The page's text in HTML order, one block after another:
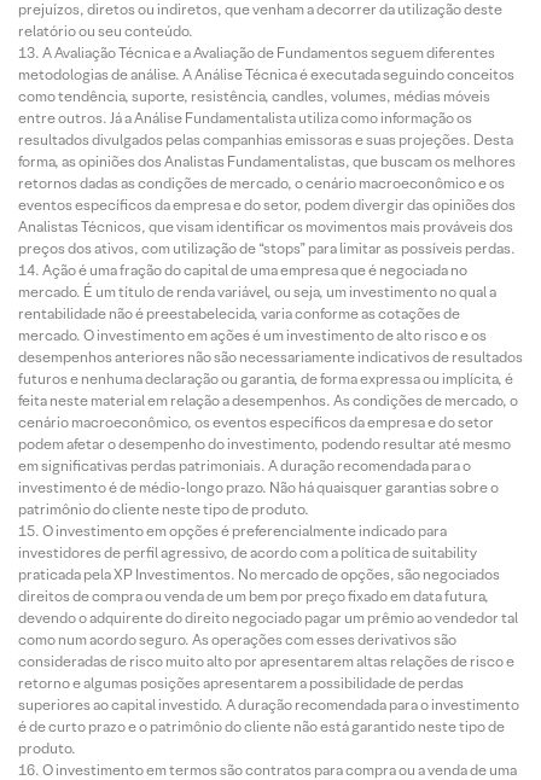
prejuízos, diretos ou indiretos, que venham a decorrer da utilização deste
relatório ou seu conteúdo.
A Avaliação Técnica e a Avaliação de Fundamentos seguem diferentes
metodologias de análise. A Análise Técnica é executada seguindo conceitos
como tendência, suporte, resistência, candles, volumes, médias móveis
entre outros. Já a Análise Fundamentalista utiliza como informação os
resultados divulgados pelas companhias emissoras e suas projeções. Desta
forma, as opiniões dos Analistas Fundamentalistas, que buscam os melhores
retornos dadas as condições de mercado, o cenário macroeconômico e os
eventos específicos da empresa e do setor, podem divergir das opiniões dos
Analistas Técnicos, que visam identificar os movimentos mais prováveis dos
preços dos ativos, com utilização de “stops” para limitar as possíveis perdas.
Ação é uma fração do capital de uma empresa que é negociada no
mercado. É um título de renda variável, ou seja, um investimento no qual a
rentabilidade não é preestabelecida, varia conforme as cotações de
mercado. O investimento em ações é um investimento de alto risco e os
desempenhos anteriores não são necessariamente indicativos de resultados
futuros e nenhuma declaração ou garantia, de forma expressa ou implícita, é
feita neste material em relação a desempenhos. As condições de mercado, o
cenário macroeconômico, os eventos específicos da empresa e do setor
podem afetar o desempenho do investimento, podendo resultar até mesmo
em significativas perdas patrimoniais. A duração recomendada para o
investimento é de médio-longo prazo. Não há quaisquer garantias sobre o
patrimônio do cliente neste tipo de produto.
O investimento em opções é preferencialmente indicado para
investidores de perfil agressivo, de acordo com a política de suitability
praticada pela XP Investimentos. No mercado de opções, são negociados
direitos de compra ou venda de um bem por preço fixado em data futura,
devendo o adquirente do direito negociado pagar um prêmio ao vendedor tal
como num acordo seguro. As operações com esses derivativos são
consideradas de risco muito alto por apresentarem altas relações de risco e
retorno e algumas posições apresentarem a possibilidade de perdas
superiores ao capital investido. A duração recomendada para o investimento
é de curto prazo e o patrimônio do cliente não está garantido neste tipo de
produto.
O investimento em termos são contratos para compra ou a venda de uma